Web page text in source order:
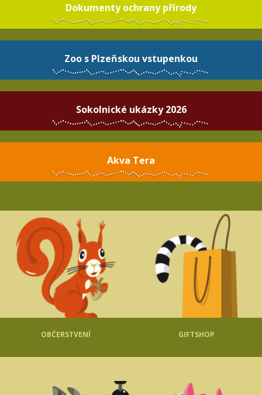
Dokumenty ochrany přírody
Zoo s Plzeňskou vstupenkou
Sokolnické ukázky 2026
Akva Tera
OBČERSTVENÍ GIFTSHOP